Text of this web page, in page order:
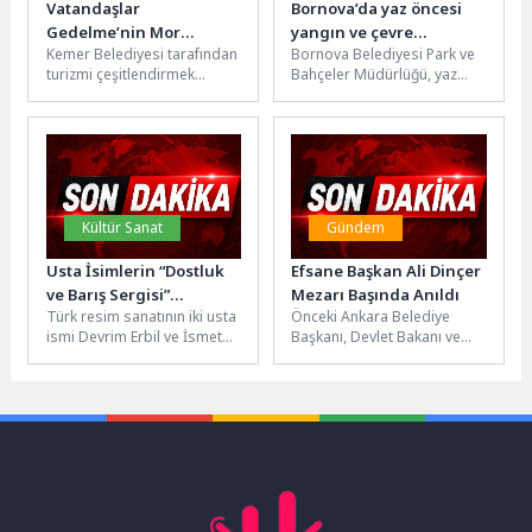
Vatandaşlar
Gedelme’nin Mor
Güzelliğiyle Buluştu
Kemer Belediyesi tarafından
turizmi çeşitlendirmek
Yaylası'nda oluşturulan
lavanta bahçesinde hasat
başladı. "Lavanta Tanıtım...
Bornova’da yaz öncesi
yangın ve çevre
seferberliği
Bornova Belediyesi Park ve
Bahçeler Müdürlüğü, yaz
birlikte kent genelinde
kapsamlı bir temizlik...
Kültür Sanat
Usta İsimlerin “Dostluk
ve Barış Sergisi”
Beylikdüzü’nde
Türk resim sanatının iki usta
ismi Devrim Erbil ve İsmet
Gündem
Efsane Başkan Ali Dinçer
Mezarı Başında Anıldı
Önceki Ankara Belediye
Başkanı, Devlet Bakanı ve